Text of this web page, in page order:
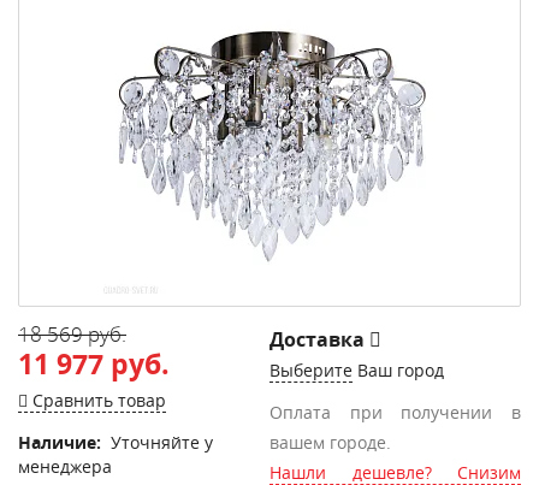
18 569 руб.
11 977 руб.
Сравнить товар
Наличие: Уточняйте у
менеджера
Доставка
Выберите Ваш город
Оплата при получении в
вашем городе.
Нашли дешевле? Снизим